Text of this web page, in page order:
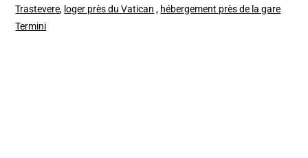
Trastevere, loger près du Vatican , hébergement près de la gare
Termini